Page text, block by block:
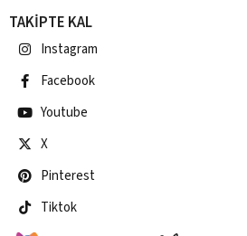
TAKİPTE KAL
Instagram
Facebook
Youtube
X
Pinterest
Tiktok